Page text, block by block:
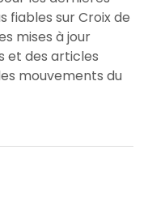
fiables sur Croix de
mises à jour
et des articles
mouvements du